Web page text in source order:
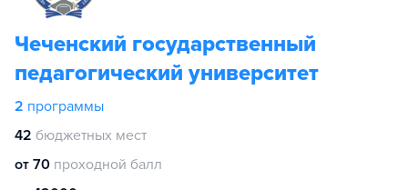
Чеченский государственный
педагогический университет
2 программы
42 бюджетных мест
от 70 проходной балл